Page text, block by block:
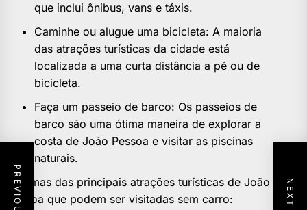
que inclui ônibus, vans e táxis.
Caminhe ou alugue uma bicicleta: A maioria
das atrações turísticas da cidade está
localizada a uma curta distância a pé ou de
bicicleta.
Faça um passeio de barco: Os passeios de
barco são uma ótima maneira de explorar a
costa de João Pessoa e visitar as piscinas
naturais.
Algumas das principais atrações turísticas de João
Pessoa que podem ser visitadas sem carro: